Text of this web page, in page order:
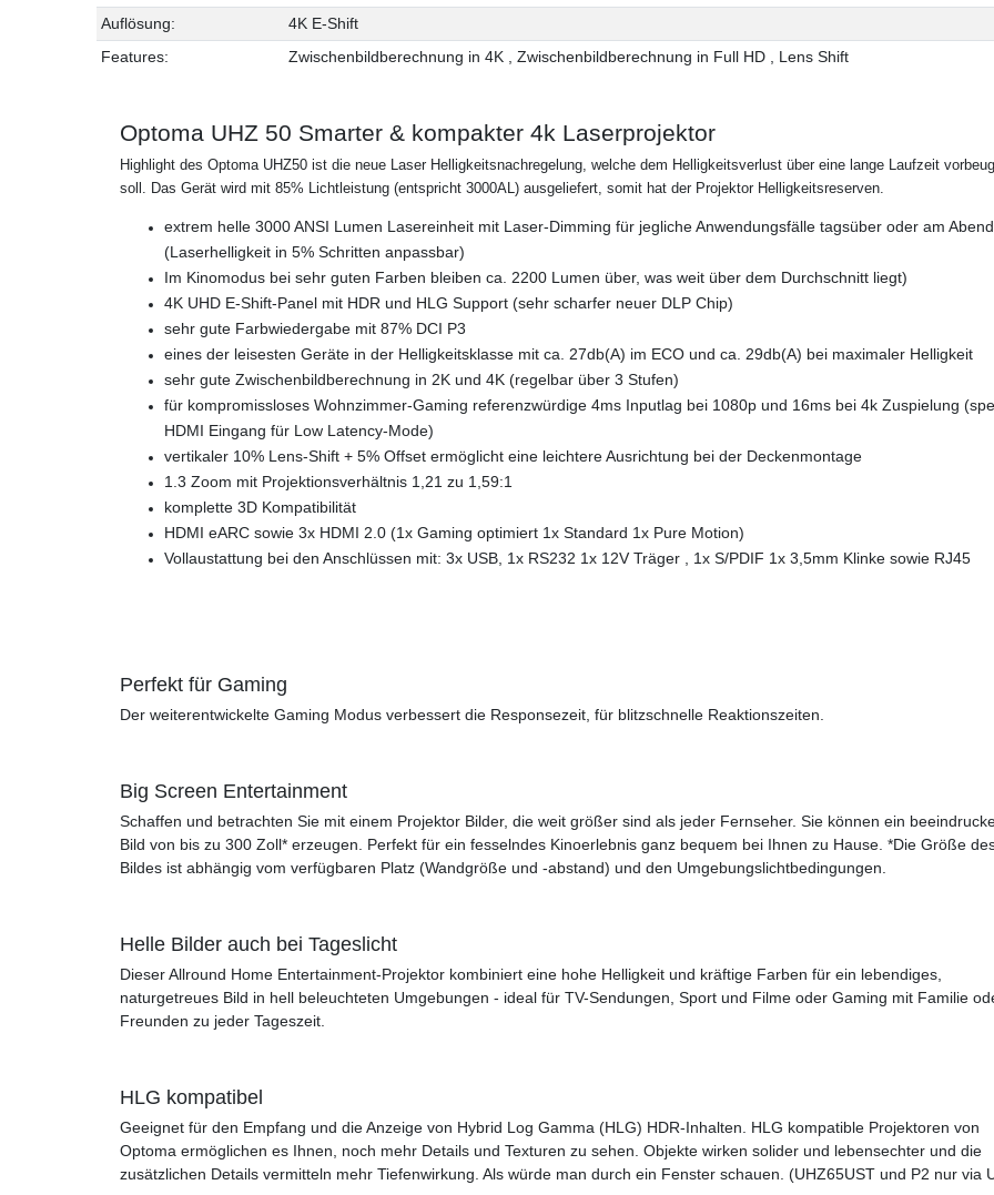
Auflösung:
4K E-Shift
Features:
Zwischenbildberechnung in 4K , Zwischenbildberechnung in Full HD , Lens Shift
Optoma UHZ 50 Smarter & kompakter 4k Laserprojektor
Highlight des Optoma UHZ50 ist die neue Laser Helligkeitsnachregelung, welche dem Helligkeitsverlust über eine lange Laufzeit
soll. Das Gerät wird mit 85% Lichtleistung (entspricht 3000AL) ausgeliefert, somit hat der Projektor Helligkeitsreserven.
extrem helle 3000 ANSI Lumen Lasereinheit mit Laser-Dimming für jegliche Anwendungsfälle tagsüber oder am Abend
(Laserhelligkeit in 5% Schritten anpassbar)
Im Kinomodus bei sehr guten Farben bleiben ca. 2200 Lumen über, was weit über dem Durchschnitt liegt)
4K UHD E-Shift-Panel mit HDR und HLG Support (sehr scharfer neuer DLP Chip)
sehr gute Farbwiedergabe mit 87% DCI P3
eines der leisesten Geräte in der Helligkeitsklasse mit ca. 27db(A) im ECO und ca. 29db(A) bei maximaler Helligkeit
sehr gute Zwischenbildberechnung in 2K und 4K (regelbar über 3 Stufen)
für kompromissloses Wohnzimmer-Gaming referenzwürdige 4ms Inputlag bei 1080p und 16ms bei 4k Zuspielung
HDMI Eingang für Low Latency-Mode)
vertikaler 10% Lens-Shift + 5% Offset ermöglicht eine leichtere Ausrichtung bei der Deckenmontage
1.3 Zoom mit Projektionsverhältnis 1,21 zu 1,59:1
komplette 3D Kompatibilität
HDMI eARC sowie 3x HDMI 2.0 (1x Gaming optimiert 1x Standard 1x Pure Motion)
Vollaustattung bei den Anschlüssen mit: 3x USB, 1x RS232 1x 12V Träger , 1x S/PDIF 1x 3,5mm Klinke sowie RJ45
Perfekt für Gaming
Der weiterentwickelte Gaming Modus verbessert die Responsezeit, für blitzschnelle Reaktionszeiten.
Big Screen Entertainment
Schaffen und betrachten Sie mit einem Projektor Bilder, die weit größer sind als jeder Fernseher. Sie können ein
Bild von bis zu 300 Zoll* erzeugen. Perfekt für ein fesselndes Kinoerlebnis ganz bequem bei Ihnen zu Hause. *Die Größe
Bildes ist abhängig vom verfügbaren Platz (Wandgröße und -abstand) und den Umgebungslichtbedingungen.
Helle Bilder auch bei Tageslicht
Dieser Allround Home Entertainment-Projektor kombiniert eine hohe Helligkeit und kräftige Farben für ein lebendiges,
naturgetreues Bild in hell beleuchteten Umgebungen - ideal für TV-Sendungen, Sport und Filme oder Gaming mit Familie
Freunden zu jeder Tageszeit.
HLG kompatibel
Geeignet für den Empfang und die Anzeige von Hybrid Log Gamma (HLG) HDR-Inhalten. HLG kompatible Projektoren von
Optoma ermöglichen es Ihnen, noch mehr Details und Texturen zu sehen. Objekte wirken solider und lebensechter und die
zusätzlichen Details vermitteln mehr Tiefenwirkung. Als würde man durch ein Fenster schauen. (UHZ65UST und P2 nur via